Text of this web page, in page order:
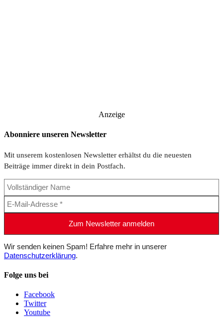
Anzeige
Abonniere unseren Newsletter
Mit unserem kostenlosen Newsletter erhältst du die neuesten
Beiträge immer direkt in dein Postfach.
Wir senden keinen Spam! Erfahre mehr in unserer
Datenschutzerklärung.
Folge uns bei
Facebook
Twitter
Youtube